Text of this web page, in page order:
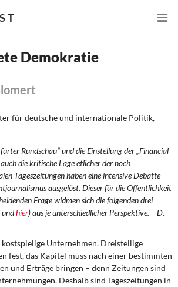
und Daseinsvorsorge
Demokratie
für deutsche und internationale Politik,
Rundschau“ und die Einstellung der „Financial
die kritische Lage etlicher der noch
Tageszeitungen haben eine intensive Debatte
ausgelöst. Dieser für die Öffentlichkeit
Frage widmen sich die folgenden drei
undhier)aus je unterschiedlicher Perspektive. – D.
Unternehmen. Dreistellige
fest, das Kapitel muss nach einer bestimmten
und Erträge bringen – denn Zeitungen sind
Deshalb sind Tageszeitungen in